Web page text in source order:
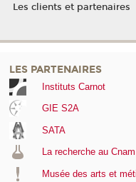
Les clients et partenaires
LES PARTENAIRES
Instituts Carnot
GIE S2A
SATA
La recherche au Cnam
Musée des arts et